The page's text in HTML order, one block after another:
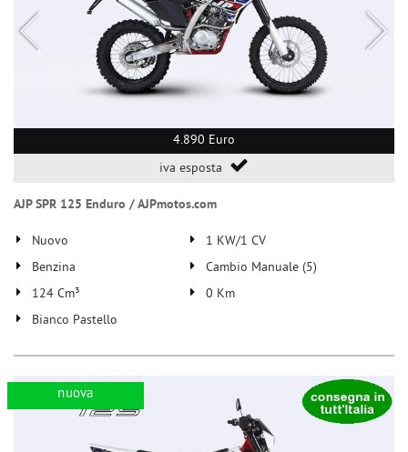
4.890 Euro
iva esposta
AJP SPR 125 Enduro / AJPmotos.com
Nuovo
1 KW/1 CV
Benzina
Cambio Manuale (5)
124 Cm³
0 Km
Bianco Pastello
nuova
Cookie delle preferenze
Cookie per il miglioramento dell'esperienza utente
Cookie analitici
Cookie di marketing
Leggi
cookie
policy
Salva
le